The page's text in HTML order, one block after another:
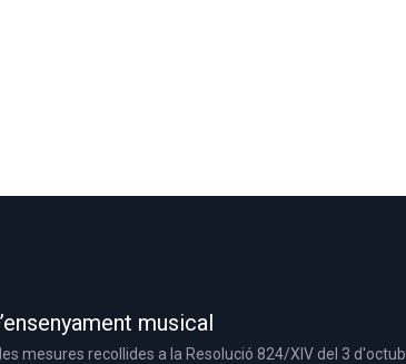
musical
mesures recollides a la Resolució 824/XIV del 3